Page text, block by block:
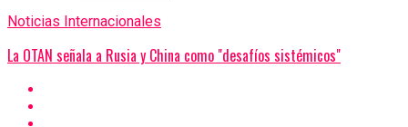
Noticias Internacionales
La OTAN señala a Rusia y China como "desafíos sistémicos"